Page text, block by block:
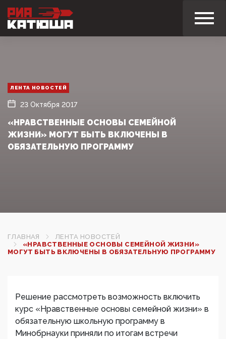
ЛЕНТА НОВОСТЕЙ
23 Октября 2017
«НРАВСТВЕННЫЕ ОСНОВЫ СЕМЕЙНОЙ
ЖИЗНИ» МОГУТ БЫТЬ ВКЛЮЧЕНЫ В
ОБЯЗАТЕЛЬНУЮ ПРОГРАММУ
ГЛАВНАЯ
ЛЕНТА НОВОСТЕЙ
«НРАВСТВЕННЫЕ ОСНОВЫ СЕМЕЙНОЙ ЖИЗНИ»
МОГУТ БЫТЬ ВКЛЮЧЕНЫ В ОБЯЗАТЕЛЬНУЮ ПРОГРАММУ
Решение рассмотреть возможность включить
курс «Нравственные основы семейной жизни» в
обязательную школьную программу в
Минобрнауки приняли по итогам встречи